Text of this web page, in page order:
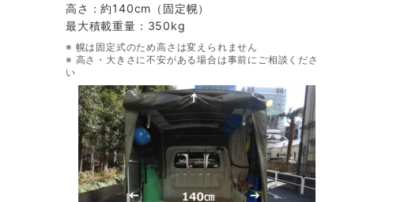
高さ：約140cm（固定幌）
最大積載重量：350kg
※ 幌は固定式のため高さは変えられません
※ 高さ・大きさに不安がある場合は事前にご相談くださ
い